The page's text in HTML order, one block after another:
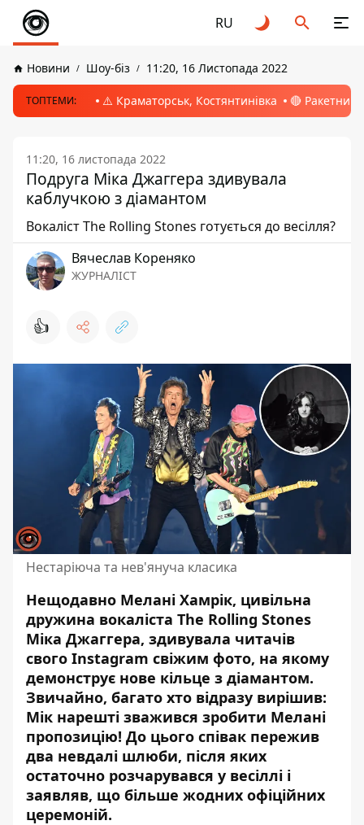
RU
Новини Шоу-біз 11:20, 16 Листопада 2022
ТОПТЕМИ: ⚠️ Краматорськ, Костянтинівка 🔴 Ракетний
11:20, 16 листопада 2022
Подруга Міка Джаггера здивувала
каблучкою з діамантом
Вокаліст The Rolling Stones готується до весілля?
Вячеслав Кореняко
ЖУРНАЛІСТ
👍
Нестаріюча та нев'януча класика
Нещодавно Мелані Хамрік, цивільна
дружина вокаліста The Rolling Stones
Міка Джаггера, здивувала читачів
свого Instagram свіжим фото, на якому
демонструє нове кільце з діамантом.
Звичайно, багато хто відразу вирішив:
Мік нарешті зважився зробити Мелані
пропозицію! До цього співак пережив
два невдалі шлюби, після яких
остаточно розчарувався у весіллі і
заявляв, що більше жодних офіційних
церемоній.